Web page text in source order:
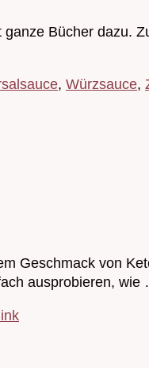
Bücher dazu.
, Würzsauce,
Geschmack von
ausprobieren, wie